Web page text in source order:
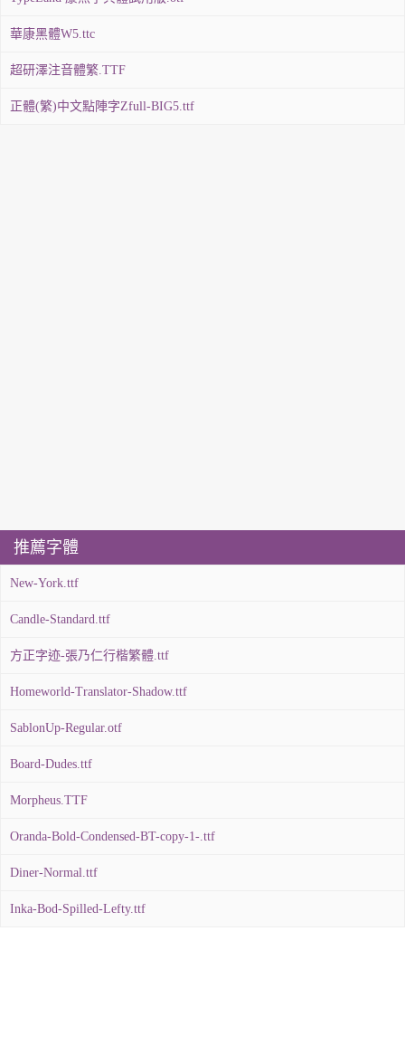
華康黑體W5.ttc
超研澤注音體繁.TTF
正體(繁)中文點陣字Zfull-BIG5.ttf
推薦字體
New-York.ttf
Candle-Standard.ttf
方正字迹-張乃仁行楷繁體.ttf
Homeworld-Translator-Shadow.ttf
SablonUp-Regular.otf
Board-Dudes.ttf
Morpheus.TTF
Oranda-Bold-Condensed-BT-copy-1-.ttf
Diner-Normal.ttf
Inka-Bod-Spilled-Lefty.ttf